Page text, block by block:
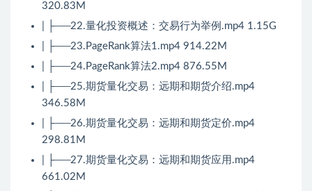
320.83M
| ├──22.量化投资概述：交易行为举例.mp4 1.15G
| ├──23.PageRank算法1.mp4 914.22M
| ├──24.PageRank算法2.mp4 876.55M
| ├──25.期货量化交易：远期和期货介绍.mp4
346.58M
| ├──26.期货量化交易：远期和期货定价.mp4
298.81M
| ├──27.期货量化交易：远期和期货应用.mp4
661.02M